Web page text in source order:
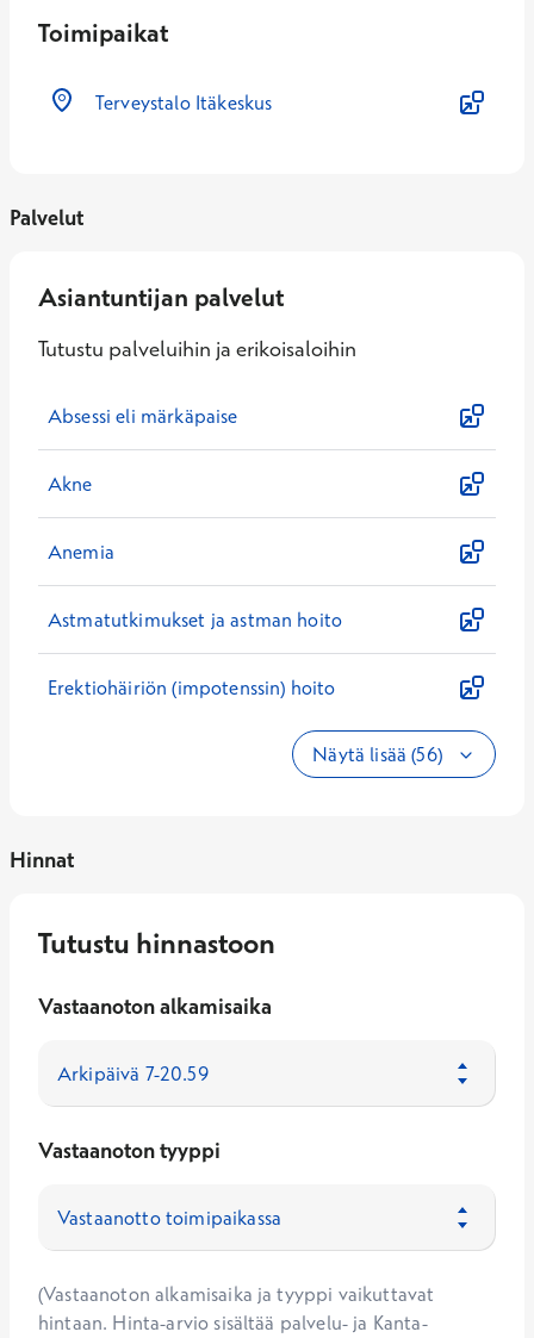
Toimipaikat
Terveystalo Itäkeskus
Palvelut
Asiantuntijan palvelut
Tutustu palveluihin ja erikoisaloihin
Absessi eli märkäpaise
Akne
Anemia
Astmatutkimukset ja astman hoito
Erektiohäiriön (impotenssin) hoito
Näytä lisää (56)
Hinnat
Tutustu hinnastoon
Vastaanoton alkamisaika
Vastaanoton tyyppi
(Vastaanoton alkamisaika ja tyyppi vaikuttavat
hintaan. Hinta-arvio sisältää palvelu- ja Kanta-